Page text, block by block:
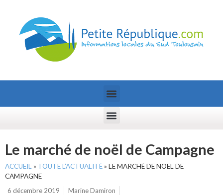
Le marché de noël de Campagne
ACCUEIL » TOUTE L’ACTUALITÉ» LE MARCHÉ DE NOËL DE
CAMPAGNE
6 décembre 2019
Marine Damiron